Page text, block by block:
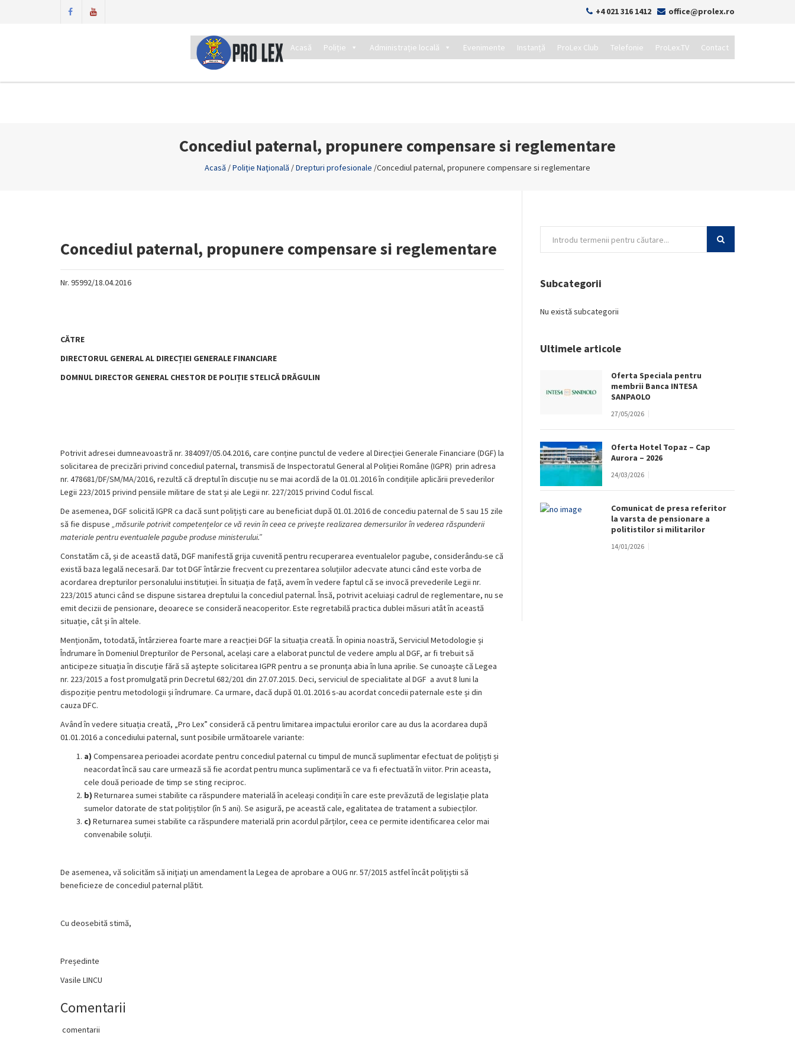
+4 021 316 1412 office@prolex.ro
Acasă Poliție Administrație locală Evenimente Instanță ProLex Club Telefonie ProLex.TV Contact
Concediul paternal, propunere compensare si reglementare
Acasă /Poliţie Naţională /Drepturi profesionale /Concediul paternal, propunere compensare si reglementare
Concediul paternal, propunere compensare si reglementare
Nr. 95992/18.04.2016
CĂTRE
DIRECTORUL GENERAL AL DIRECȚIEI GENERALE FINANCIARE
DOMNUL DIRECTOR GENERAL CHESTOR DE POLIȚIE STELICĂ DRĂGULIN
Potrivit adresei dumneavoastră nr. 384097/05.04.2016, care conține punctul de vedere al Direcției Generale Financiare (DGF) la
solicitarea de precizări privind concediul paternal, transmisă de Inspectoratul General al Poliției Române (IGPR) prin adresa
nr. 478681/DF/SM/MA/2016, rezultă că dreptul în discuție nu se mai acordă de la 01.01.2016 în condițiile aplicării prevederilor
Legii 223/2015 privind pensiile militare de stat și ale Legii nr. 227/2015 privind Codul fiscal.
De asemenea, DGF solicită IGPR ca dacă sunt polițiști care au beneficiat după 01.01.2016 de concediu paternal de 5 sau 15 zile
să fie dispuse „măsurile potrivit competențelor ce vă revin în ceea ce privește realizarea demersurilor în vederea răspunderii
materiale pentru eventualele pagube produse ministerului.”
Constatăm că, și de această dată, DGF manifestă grija cuvenită pentru recuperarea eventualelor pagube, considerându-se că
există baza legală necesară. Dar tot DGF întârzie frecvent cu prezentarea soluțiilor adecvate atunci când este vorba de
acordarea drepturilor personalului instituției. În situația de față, avem în vedere faptul că se invocă prevederile Legii nr.
223/2015 atunci când se dispune sistarea dreptului la concediul paternal. Însă, potrivit aceluiași cadrul de reglementare, nu se
emit decizii de pensionare, deoarece se consideră neacoperitor. Este regretabilă practica dublei măsuri atât în această
situație, cât și în altele.
Menționăm, totodată, întârzierea foarte mare a reacției DGF la situația creată. În opinia noastră, Serviciul Metodologie și
Îndrumare în Domeniul Drepturilor de Personal, același care a elaborat punctul de vedere amplu al DGF, ar fi trebuit să
anticipeze situația în discuție fără să aștepte solicitarea IGPR pentru a se pronunța abia în luna aprilie. Se cunoaște că Legea
nr. 223/2015 a fost promulgată prin Decretul 682/201 din 27.07.2015. Deci, serviciul de specialitate al DGF a avut 8 luni la
dispoziție pentru metodologii și îndrumare. Ca urmare, dacă după 01.01.2016 s-au acordat concedii paternale este și din
cauza DFC.
Având în vedere situația creată, „Pro Lex” consideră că pentru limitarea impactului erorilor care au dus la acordarea după
01.01.2016 a concediului paternal, sunt posibile următoarele variante:
a) Compensarea perioadei acordate pentru concediul paternal cu timpul de muncă suplimentar efectuat de polițiști și
neacordat încă sau care urmează să fie acordat pentru munca suplimentară ce va fi efectuată în viitor. Prin aceasta,
cele două perioade de timp se sting reciproc.
b) Returnarea sumei stabilite ca răspundere materială în aceleași condiții în care este prevăzută de legislație plata
sumelor datorate de stat polițiștilor (în 5 ani). Se asigură, pe această cale, egalitatea de tratament a subiecților.
c) Returnarea sumei stabilite ca răspundere materială prin acordul părților, ceea ce permite identificarea celor mai
convenabile soluții.
De asemenea, vă solicităm să iniţiaţi un amendament la Legea de aprobare a OUG nr. 57/2015 astfel încât poliţiştii să
beneficieze de concediul paternal plătit.
Cu deosebită stimă,
Președinte
Vasile LINCU
Comentarii
comentarii
Subcategorii
Nu există subcategorii
Ultimele articole
Oferta Speciala pentru
membrii Banca INTESA
SANPAOLO
27/05/2026
Oferta Hotel Topaz – Cap
Aurora – 2026
24/03/2026
Comunicat de presa referitor
la varsta de pensionare a
politistilor si militarilor
14/01/2026